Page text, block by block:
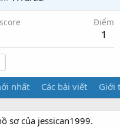
Điểm
1
nhất Các bài viết Giới
sơ của jessican1999.